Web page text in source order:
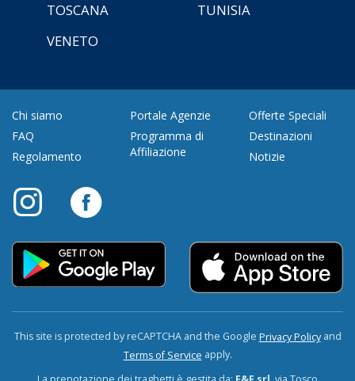
TOSCANA
TUNISIA
VENETO
Chi siamo
FAQ
Regolamento
Portale Agenzie
Programma di
Affiliazione
Offerte Speciali
Destinazioni
Notizie
This site is protected by reCAPTCHA and the Google Privacy Policyand
Terms of Service apply.